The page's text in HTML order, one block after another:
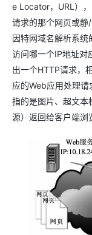
e Locator，URL）
请求的那个网页或静
因特网域名解析系统
访问哪一个IP地址对
出一个HTTP请求，
应的Web应用处理
指的是图片、超文
源）返回给客户端浏